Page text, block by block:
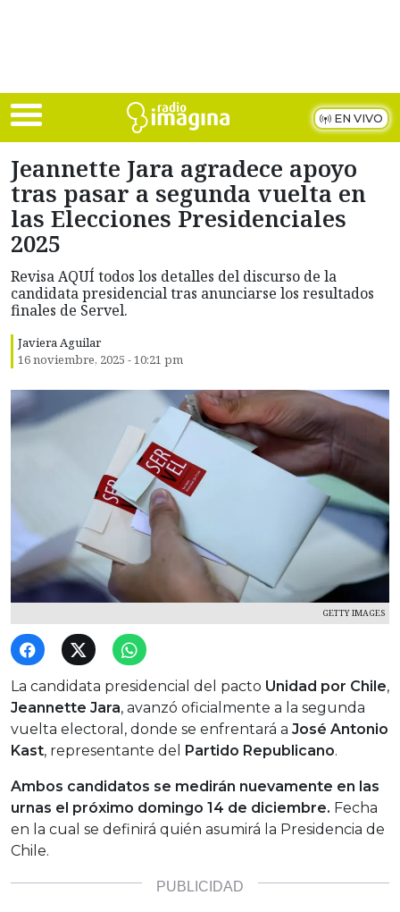
EN VIVO
Jeannette Jara agradece apoyo
tras pasar a segunda vuelta en
las Elecciones Presidenciales
2025
Revisa AQUÍ todos los detalles del discurso de la
candidata presidencial tras anunciarse los resultados
finales de Servel.
Javiera Aguilar
16 noviembre, 2025 - 10:21 pm
GETTY IMAGES
La candidata presidencial del pacto Unidad por Chile,
Jeannette Jara, avanzó oficialmente a la segunda
vuelta electoral, donde se enfrentará a José Antonio
Kast, representante del Partido Republicano.
Ambos candidatos se medirán nuevamente en las
urnas el próximo domingo 14 de diciembre. Fecha
en la cual se definirá quién asumirá la Presidencia de
Chile.